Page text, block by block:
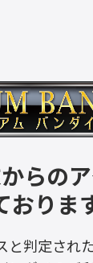
らの
りま
判定された